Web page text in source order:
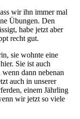
wir ihn immer mal
Übungen. Den
habe jetzt aber
recht gut.
sie wohnte eine
Sie ist auch
dann nebenan
auch in unserer
einem Jährling
wir jetzt so viele